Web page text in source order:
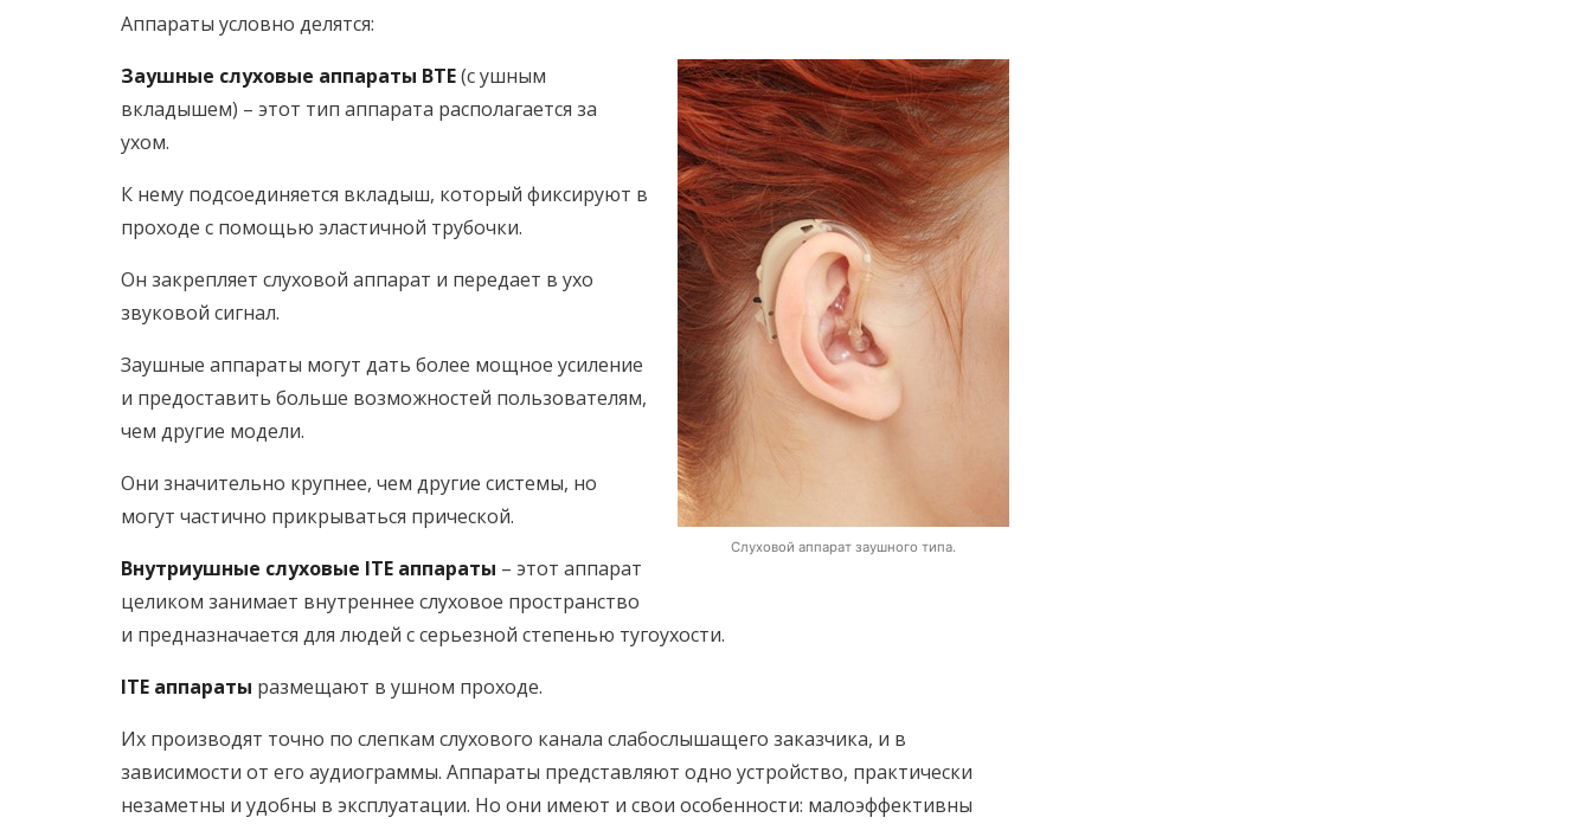
Аппараты условно делятся:
Слуховой аппарат заушного типа.
Заушные слуховые аппараты BTE(с ушным
вкладышем) – этот тип аппарата располагается за
ухом.
К нему подсоединяется вкладыш, который фиксируют в
проходе с помощью эластичной трубочки.
Он закрепляет слуховой аппарат и передает в ухо
звуковой сигнал.
Заушные аппараты могут дать более мощное усиление
и предоставить больше возможностей пользователям,
чем другие модели.
Они значительно крупнее, чем другие системы, но
могут частично прикрываться прической.
Внутриушные слуховые ITE аппараты – этот аппарат
целиком занимает внутреннее слуховое пространство
и предназначается для людей с серьезной степенью тугоухости.
ITE аппараты размещают в ушном проходе.
Их производят точно по слепкам слухового канала слабослышащего заказчика, и в
зависимости от его аудиограммы. Аппараты представляют одно устройство, практически
незаметны и удобны в эксплуатации. Но они имеют и свои особенности: малоэффективны